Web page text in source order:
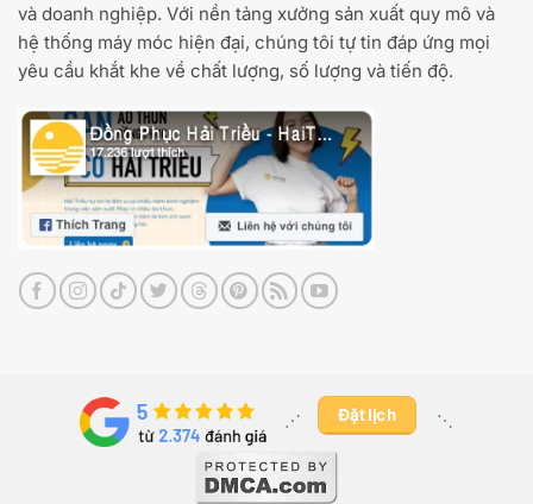
và doanh nghiệp. Với nền tảng xưởng sản xuất quy mô và
hệ thống máy móc hiện đại, chúng tôi tự tin đáp ứng mọi
yêu cầu khắt khe về chất lượng, số lượng và tiến độ.
⋰ ​ Đặt lịch ⋱